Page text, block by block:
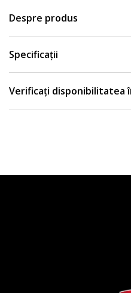
Despre produs
Specificații
Verificați disponibilitatea